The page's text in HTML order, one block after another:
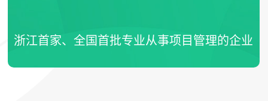
浙江首家、全国首批专业从事项目管理的企业